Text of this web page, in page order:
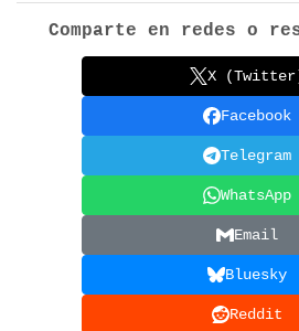
Comparte en redes o
X
Facebook
Telegram
WhatsApp
Email
Bluesky
Reddit